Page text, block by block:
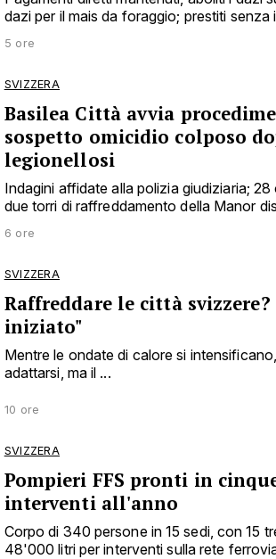
dazi per il mais da foraggio; prestiti
5 ore
SVIZZERA
Basilea Città avvia
sospetto omicidio colposo
legionellosi
Indagini affidate alla polizia giudiziaria;
due torri di raffreddamento della Manor
6 ore
SVIZZERA
Raffreddare le città
iniziato"
Mentre le ondate di calore si
adattarsi, ma il ...
10 ore
SVIZZERA
Pompieri FFS pronti in
interventi all'anno
Corpo di 340 persone in 15 sedi, con 15
48'000 litri per interventi sulla rete